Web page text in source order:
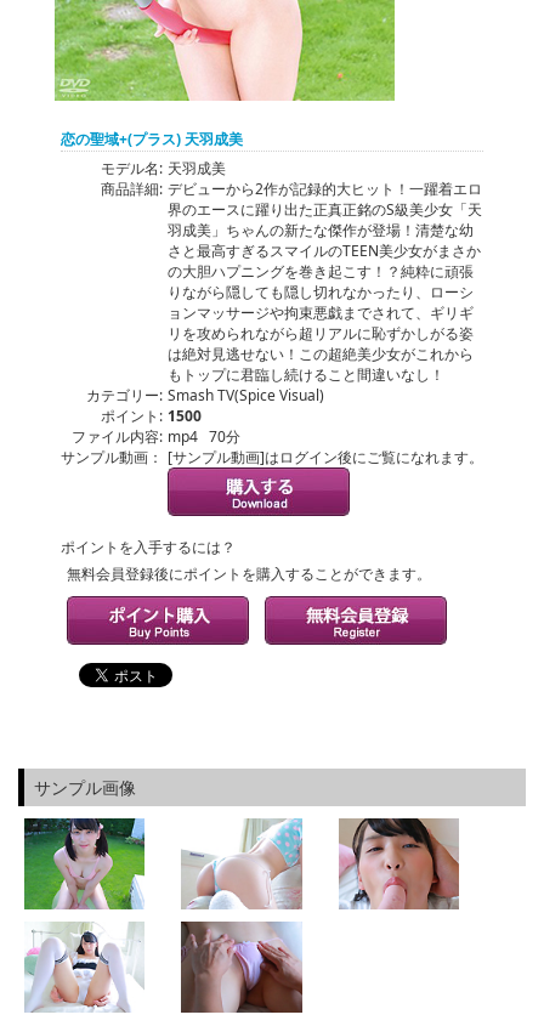
恋の聖域+(プラス) 天羽成美
モデル名: 天羽成美
商品詳細: デビューから2作が記録的大ヒット！一躍着エロ
界のエースに躍り出た正真正銘のS級美少女「天
羽成美」ちゃんの新たな傑作が登場！清楚な幼
さと最高すぎるスマイルのTEEN美少女がまさか
の大胆ハプニングを巻き起こす！？純粋に頑張
りながら隠しても隠し切れなかったり、ローシ
ョンマッサージや拘束悪戯までされて、ギリギ
リを攻められながら超リアルに恥ずかしがる姿
は絶対見逃せない！この超絶美少女がこれから
もトップに君臨し続けること間違いなし！
カテゴリー: Smash TV(Spice Visual)
ポイント: 1500
ファイル内容: mp4 70分
サンプル動画： [サンプル動画]はログイン後にご覧になれます。
ポイントを入手するには？
無料会員登録後にポイントを購入することができます。
サンプル画像